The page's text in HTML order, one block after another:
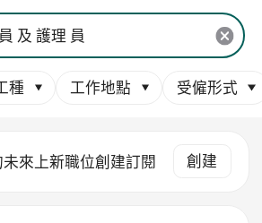
種 工作地點 受僱形式
來上新職位創建訂閱 創建